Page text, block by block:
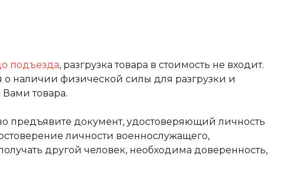
подъезда, разгрузка товара в стоимость не входит.
о наличии физической силы для разгрузки и
товара.
предъявите документ, удостоверяющий личность
личности военнослужащего,
другой человек, необходима доверенность,